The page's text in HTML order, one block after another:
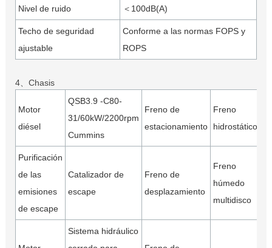
Nivel de ruido
＜100dB(A)
Techo de seguridad
ajustable
Conforme a las normas FOPS y
ROPS
4、Chasis
Motor
diésel
QSB3.9 -C80-
31/60kW/2200rpm
Cummins
Freno de
estacionamiento
Freno
hidrostático
Purificación
de las
emisiones
de escape
Catalizador de
escape
Freno de
desplazamiento
Freno
húmedo
multidisco
Sistema hidráulico